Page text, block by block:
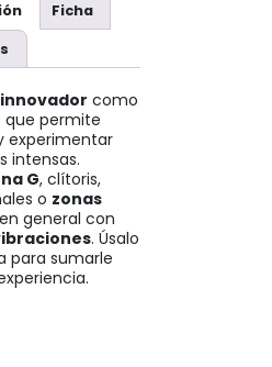
Ficha
innovador como
que permite
experimentar
intensas.
G, clítoris,
o zonas
en general con
. Úsalo
para sumarle